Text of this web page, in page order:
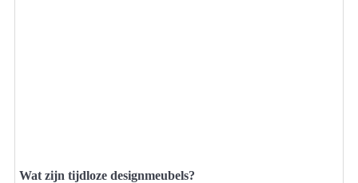
Wat zijn tijdloze designmeubels?